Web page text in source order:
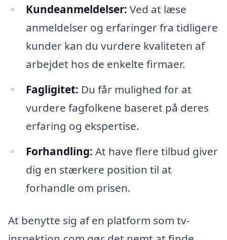
Kundeanmeldelser: Ved at læse
anmeldelser og erfaringer fra tidligere
kunder kan du vurdere kvaliteten af
arbejdet hos de enkelte firmaer.
Fagligitet: Du får mulighed for at
vurdere fagfolkene baseret på deres
erfaring og ekspertise.
Forhandling: At have flere tilbud giver
dig en stærkere position til at
forhandle om prisen.
At benytte sig af en platform som tv-